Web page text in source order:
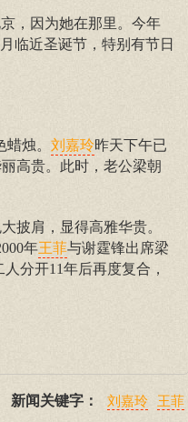
，因为她在那里。今年
临近圣诞节，特别有节日
烛。 刘嘉玲昨天下午已
高贵。此时，老公梁朝
披肩，显得高雅华贵。
年王菲与谢霆锋出席梁
分开11年后再度复合，
新闻关键字： 刘嘉玲 王菲